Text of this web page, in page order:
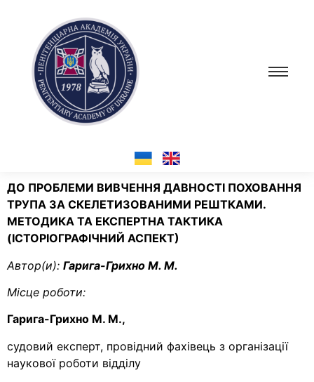
ДО ПРОБЛЕМИ ВИВЧЕННЯ ДАВНОСТІ ПОХОВАННЯ
ТРУПА ЗА СКЕЛЕТИЗОВАНИМИ РЕШТКАМИ.
МЕТОДИКА ТА ЕКСПЕРТНА ТАКТИКА
(ІСТОРІОГРАФІЧНИЙ АСПЕКТ)
Автор(и): Гарига-Грихно М. М.
Місце роботи:
Гарига-Грихно М. М.,
судовий експерт, провідний фахівець з організації
наукової роботи відділу